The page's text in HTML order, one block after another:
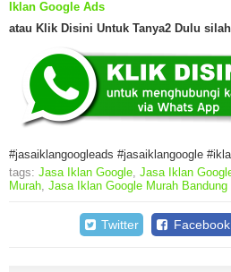
Iklan Google Ads
atau Klik Disini Untuk Tanya2 Dulu
#jasaiklangoogleads #jasaiklangoogle
tags: Jasa Iklan Google Jasa Iklan
Murah Jasa Iklan Google Murah Bandung
Twitter Facebook